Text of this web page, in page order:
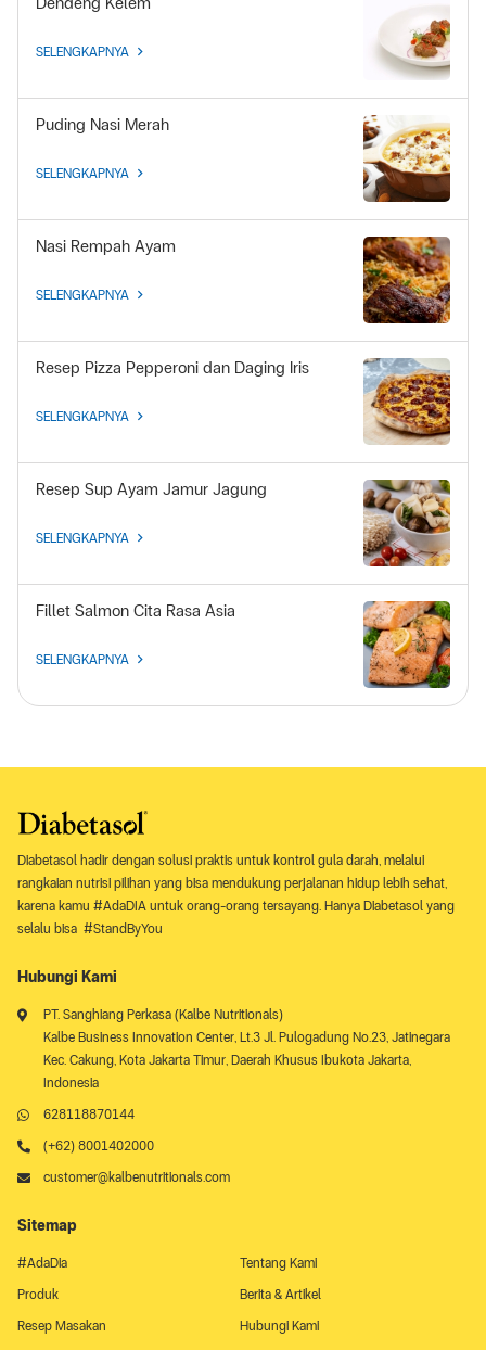
SELENGKAPNYA
Puding Nasi Merah
SELENGKAPNYA
Nasi Rempah Ayam
SELENGKAPNYA
Resep Pizza Pepperoni dan Daging Iris
SELENGKAPNYA
Resep Sup Ayam Jamur Jagung
SELENGKAPNYA
Fillet Salmon Cita Rasa Asia
SELENGKAPNYA
Diabetasol hadir dengan solusi praktis untuk kontrol gula darah, melalui
rangkaian nutrisi pilihan yang bisa mendukung perjalanan hidup lebih sehat,
karena kamu #AdaDIA untuk orang-orang tersayang. Hanya Diabetasol yang
selalu bisa #StandByYou
Hubungi Kami
PT. Sanghiang Perkasa (Kalbe Nutritionals)
Kalbe Business Innovation Center, Lt.3 Jl. Pulogadung No.23, Jatinegara
Kec. Cakung, Kota Jakarta Timur, Daerah Khusus Ibukota Jakarta,
Indonesia
628118870144
(+62) 8001402000
customer@kalbenutritionals.com
Sitemap
#AdaDia Tentang Kami
Produk Berita & Artikel
Resep Masakan Hubungi Kami